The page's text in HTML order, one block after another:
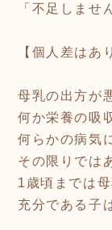
「不足しませ
【個人差はあ
母乳の出方が
何か栄養の吸
何らかの病気
その限りでは
1歳頃までは
充分である子